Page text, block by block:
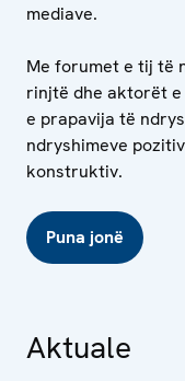
mediave.
Me forumet e tij të
rinjtë dhe aktorët
e prapavija të
ndryshimeve
konstruktiv.
Puna jonë
Aktuale